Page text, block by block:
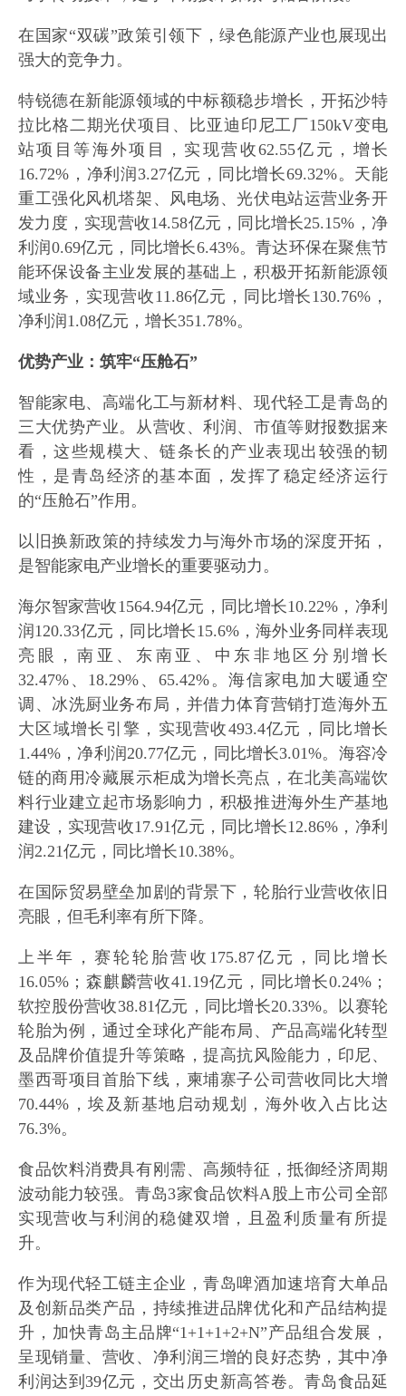
在国家“双碳”政策引领下，绿色能源产业也展现出
强大的竞争力。
特锐德在新能源领域的中标额稳步增长，开拓沙特
拉比格二期光伏项目、比亚迪印尼工厂150kV变电
站项目等海外项目，实现营收62.55亿元，增长
16.72%，净利润3.27亿元，同比增长69.32%。天能
重工强化风机塔架、风电场、光伏电站运营业务开
发力度，实现营收14.58亿元，同比增长25.15%，净
利润0.69亿元，同比增长6.43%。青达环保在聚焦节
能环保设备主业发展的基础上，积极开拓新能源领
域业务，实现营收11.86亿元，同比增长130.76%，
净利润1.08亿元，增长351.78%。
优势产业：筑牢“压舱石”
智能家电、高端化工与新材料、现代轻工是青岛的
三大优势产业。从营收、利润、市值等财报数据来
看，这些规模大、链条长的产业表现出较强的韧
性，是青岛经济的基本面，发挥了稳定经济运行
的“压舱石”作用。
以旧换新政策的持续发力与海外市场的深度开拓，
是智能家电产业增长的重要驱动力。
海尔智家营收1564.94亿元，同比增长10.22%，净利
润120.33亿元，同比增长15.6%，海外业务同样表现
亮眼，南亚、东南亚、中东非地区分别增长
32.47%、18.29%、65.42%。海信家电加大暖通空
调、冰洗厨业务布局，并借力体育营销打造海外五
大区域增长引擎，实现营收493.4亿元，同比增长
1.44%，净利润20.77亿元，同比增长3.01%。海容冷
链的商用冷藏展示柜成为增长亮点，在北美高端饮
料行业建立起市场影响力，积极推进海外生产基地
建设，实现营收17.91亿元，同比增长12.86%，净利
润2.21亿元，同比增长10.38%。
在国际贸易壁垒加剧的背景下，轮胎行业营收依旧
亮眼，但毛利率有所下降。
上半年，赛轮轮胎营收175.87亿元，同比增长
16.05%；森麒麟营收41.19亿元，同比增长0.24%；
软控股份营收38.81亿元，同比增长20.33%。以赛轮
轮胎为例，通过全球化产能布局、产品高端化转型
及品牌价值提升等策略，提高抗风险能力，印尼、
墨西哥项目首胎下线，柬埔寨子公司营收同比大增
70.44%，埃及新基地启动规划，海外收入占比达
76.3%。
食品饮料消费具有刚需、高频特征，抵御经济周期
波动能力较强。青岛3家食品饮料A股上市公司全部
实现营收与利润的稳健双增，且盈利质量有所提
升。
作为现代轻工链主企业，青岛啤酒加速培育大单品
及创新品类产品，持续推进品牌优化和产品结构提
升，加快青岛主品牌“1+1+1+2+N”产品组合发展，
呈现销量、营收、净利润三增的良好态势，其中净
利润达到39亿元，交出历史新高答卷。青岛食品延